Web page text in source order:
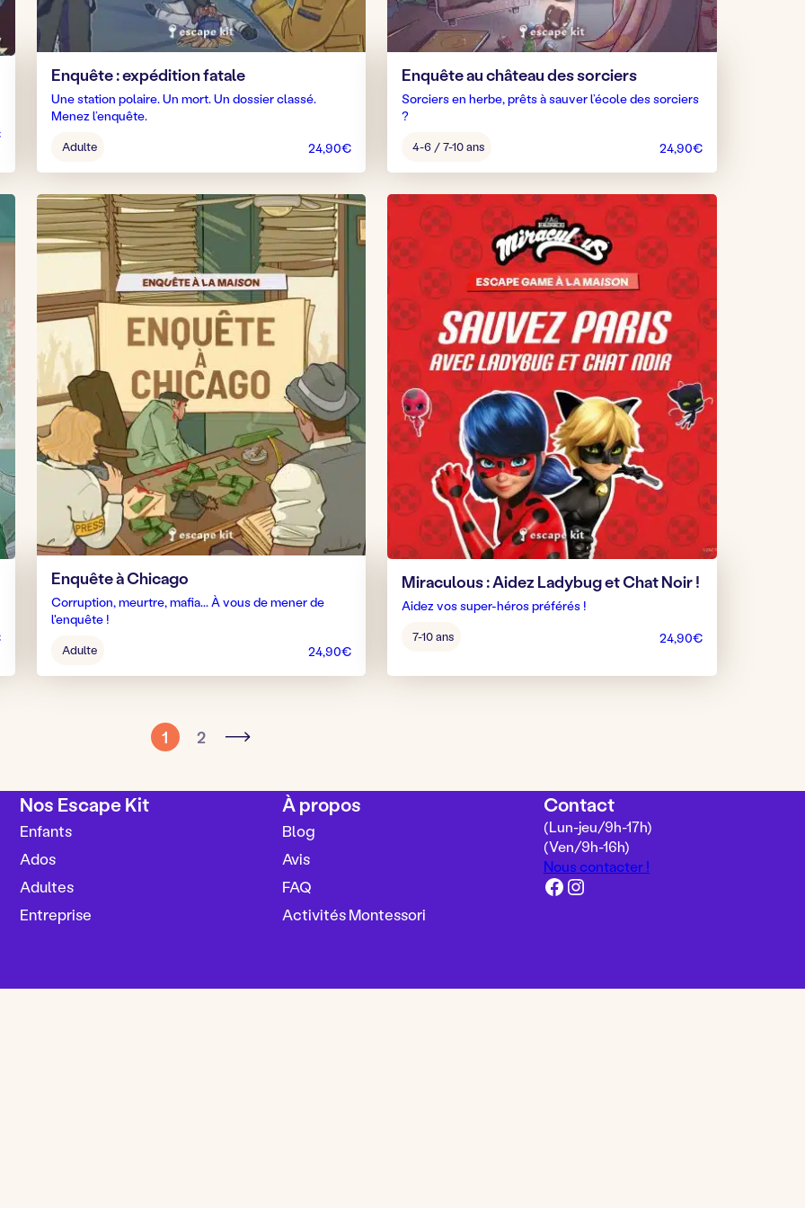
Enquête : expédition fatale
Une station polaire. Un mort. Un dossier classé.
Menez l’enquête.
pour
jouer
Adulte 24,90€
Enquête au château des sorciers
Sorciers en herbe, prêts à sauver l’école des sorciers
?
pour
jouer
4-6 / 7-10 ans 24,90€
Enquête à Chicago
Corruption, meurtre, mafia... À vous de mener de
l'enquête !
pour
jouer
Adulte 24,90€
Miraculous : Aidez Ladybug et Chat Noir !
Aidez vos super-héros préférés !
pour
:
7-10 ans 24,90€
1 2
Nos Escape Kit
Enfants
Ados
Adultes
Entreprise
À propos
Blog
Avis
FAQ
Activités Montessori
Contact
(Lun-jeu/9h-17h)
(Ven/9h-16h)
Nous contacter !
Facebook Instagram